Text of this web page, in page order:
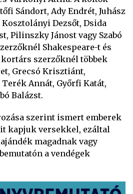
Sándort, Ady Endrét, Juhász
Dezsőt, Dsida
Pilinszky Jánost vagy Szabó
Shakespeare-t és
kortárs szerzőknél többek
Grecsó Krisztiánt,
Annát, Győrfi Katát,
Balázst.
szerint ismert emberek
kapjuk versekkel, ezáltal
magadnak vagy
a vendégek